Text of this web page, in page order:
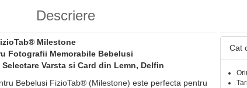
Descriere
Milestone
Fotografii Memorabile Bebelusi
Selectare Varsta si Card din Lemn, Delfin
Bebelusi FizioTab® (Milestone) este perfecta pentru
Cat